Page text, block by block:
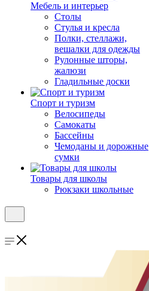
Мебель и интерьер
Столы
Стулья и кресла
Полки, стеллажи,
вешалки для одежды
Рулонные шторы,
жалюзи
Гладильные доски
Спорт и туризм
Велосипеды
Самокаты
Бассейны
Чемоданы и дорожные
сумки
Товары для школы
Рюкзаки школьные